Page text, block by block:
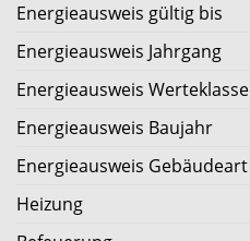
Energieausweis gültig bis
Energieausweis Jahrgang
Energieausweis Werteklasse
Energieausweis Baujahr
Energieausweis Gebäudeart
Heizung